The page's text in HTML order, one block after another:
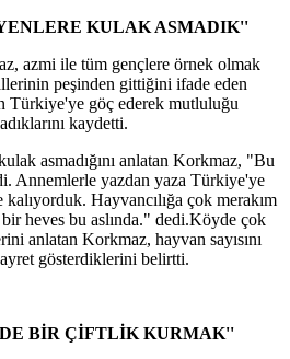
KULAK ASMADIK''
azmi ile tüm gençlere örnek olmak
peşinden gittiğini ifade eden
Türkiye'ye göç ederek mutluluğu
kaydetti.
asmadığını anlatan Korkmaz, "Bu
Annemlerle yazdan yaza Türkiye'ye
Hayvancılığa çok merakım
heves bu aslında." dedi.Köyde çok
anlatan Korkmaz, hayvan sayısını
gösterdiklerini belirtti.
BİR ÇİFTLİK KURMAK''